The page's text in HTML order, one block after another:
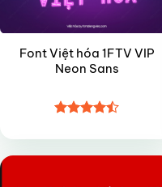
Font Việt hóa 1FTV VIP
Neon Sans
hạng4.5